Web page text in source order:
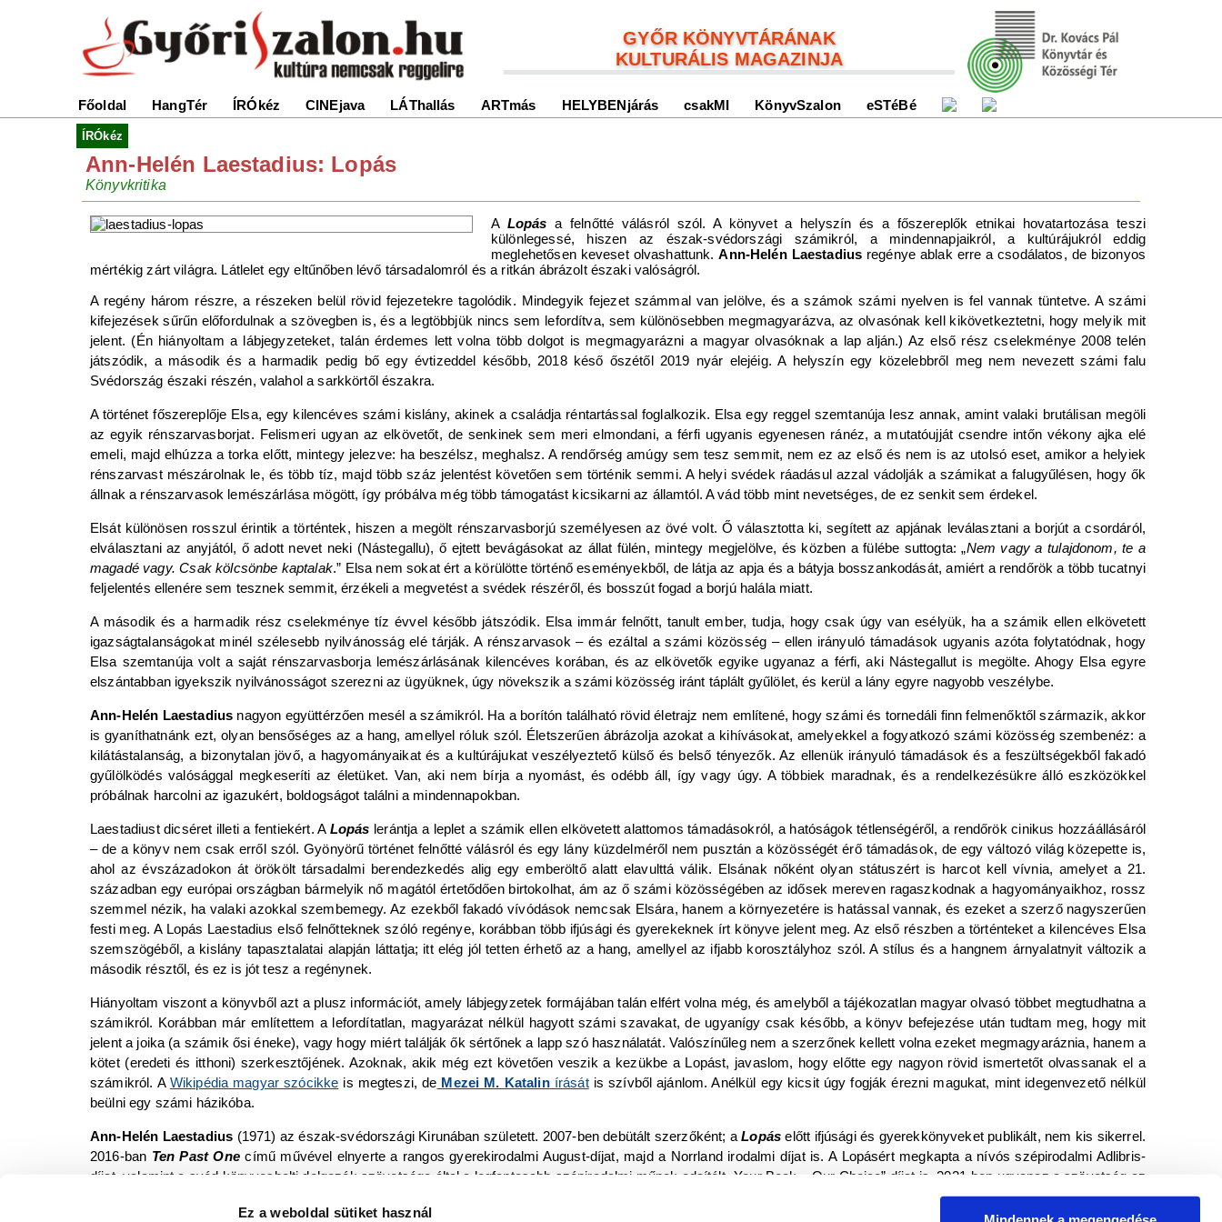
Ez a weboldal sütiket használ
GYŐR KÖNYVTÁRÁNAK
KULTURÁLIS MAGAZINJA
Főoldal HangTér ÍRÓkéz CINEjava LÁThallás ARTmás HELYBENjárás csakMI KönyvSzalon eSTéBé
ÍRÓkéz
Ann-Helén Laestadius: Lopás
Könyvkritika
A Lopás a felnőtté válásról szól. A könyvet a helyszín és a főszereplők etnikai hovatartozása teszi
különlegessé, hiszen az észak-svédországi számikról, a mindennapjaikról, a kultúrájukról eddig
meglehetősen keveset olvashattunk.Ann-Helén Laestadius regénye ablak erre a csodálatos, de bizonyos
mértékig zárt világra. Látlelet egy eltűnőben lévő társadalomról és a ritkán ábrázolt északi valóságról.
A regény három részre, a részeken belül rövid fejezetekre tagolódik. Mindegyik fejezet számmal van jelölve, és a számok számi nyelven is fel vannak tüntetve. A számi
kifejezések sűrűn előfordulnak a szövegben is, és a legtöbbjük nincs sem lefordítva, sem különösebben megmagyarázva, az olvasónak kell kikövetkeztetni, hogy melyik mit
jelent. (Én hiányoltam a lábjegyzeteket, talán érdemes lett volna több dolgot is megmagyarázni a magyar olvasóknak a lap alján.) Az első rész cselekménye 2008 telén
játszódik, a második és a harmadik pedig bő egy évtizeddel később, 2018 késő őszétől 2019 nyár elejéig. A helyszín egy közelebbről meg nem nevezett számi falu
Svédország északi részén, valahol a sarkkörtől északra.
A történet főszereplője Elsa, egy kilencéves számi kislány, akinek a családja réntartással foglalkozik. Elsa egy reggel szemtanúja lesz annak, amint valaki brutálisan megöli
az egyik rénszarvasborjat. Felismeri ugyan az elkövetőt, de senkinek sem meri elmondani, a férfi ugyanis egyenesen ránéz, a mutatóujját csendre intőn vékony ajka elé
emeli, majd elhúzza a torka előtt, mintegy jelezve: ha beszélsz, meghalsz. A rendőrség amúgy sem tesz semmit, nem ez az első és nem is az utolsó eset, amikor a helyiek
rénszarvast mészárolnak le, és több tíz, majd több száz jelentést követően sem történik semmi. A helyi svédek ráadásul azzal vádolják a számikat a falugyűlésen, hogy ők
állnak a rénszarvasok lemészárlása mögött, így próbálva még több támogatást kicsikarni az államtól. A vád több mint nevetséges, de ez senkit sem érdekel.
Elsát különösen rosszul érintik a történtek, hiszen a megölt rénszarvasborjú személyesen az övé volt. Ő választotta ki, segített az apjának leválasztani a borjút a csordáról,
elválasztani az anyjától, ő adott nevet neki (Nástegallu), ő ejtett bevágásokat az állat fülén, mintegy megjelölve, és közben a fülébe suttogta: „Nem vagy a tulajdonom, te a
magadé vagy. Csak kölcsönbe kaptalak.” Elsa nem sokat ért a körülötte történő eseményekből, de látja az apja és a bátyja bosszankodását, amiért a rendőrök a több tucatnyi
feljelentés ellenére sem tesznek semmit, érzékeli a megvetést a svédek részéről, és bosszút fogad a borjú halála miatt.
A második és a harmadik rész cselekménye tíz évvel később játszódik. Elsa immár felnőtt, tanult ember, tudja, hogy csak úgy van esélyük, ha a számik ellen elkövetett
igazságtalanságokat minél szélesebb nyilvánosság elé tárják. A rénszarvasok – és ezáltal a számi közösség – ellen irányuló támadások ugyanis azóta folytatódnak, hogy
Elsa szemtanúja volt a saját rénszarvasborja lemészárlásának kilencéves korában, és az elkövetők egyike ugyanaz a férfi, aki Nástegallut is megölte. Ahogy Elsa egyre
elszántabban igyekszik nyilvánosságot szerezni az ügyüknek, úgy növekszik a számi közösség iránt táplált gyűlölet, és kerül a lány egyre nagyobb veszélybe.
Ann-Helén Laestadius nagyon együttérzően mesél a számikról. Ha a borítón található rövid életrajz nem említené, hogy számi és tornedáli finn felmenőktől származik, akkor
is gyaníthatnánk ezt, olyan bensőséges az a hang, amellyel róluk szól. Életszerűen ábrázolja azokat a kihívásokat, amelyekkel a fogyatkozó számi közösség szembenéz: a
kilátástalanság, a bizonytalan jövő, a hagyományaikat és a kultúrájukat veszélyeztető külső és belső tényezők. Az ellenük irányuló támadások és a feszültségekből fakadó
gyűlölködés valósággal megkeseríti az életüket. Van, aki nem bírja a nyomást, és odébb áll, így vagy úgy. A többiek maradnak, és a rendelkezésükre álló eszközökkel
próbálnak harcolni az igazukért, boldogságot találni a mindennapokban.
Laestadiust dicséret illeti a fentiekért. A Lopás lerántja a leplet a számik ellen elkövetett alattomos támadásokról, a hatóságok tétlenségéről, a rendőrök cinikus hozzáállásáról
– de a könyv nem csak erről szól. Gyönyörű történet felnőtté válásról és egy lány küzdelméről nem pusztán a közösségét érő támadások, de egy változó világ közepette is,
ahol az évszázadokon át örökölt társadalmi berendezkedés alig egy emberöltő alatt elavulttá válik. Elsának nőként olyan státuszért is harcot kell vívnia, amelyet a 21.
században egy európai országban bármelyik nő magától értetődően birtokolhat, ám az ő számi közösségében az idősek mereven ragaszkodnak a hagyományaikhoz, rossz
szemmel nézik, ha valaki azokkal szembemegy. Az ezekből fakadó vívódások nemcsak Elsára, hanem a környezetére is hatással vannak, és ezeket a szerző nagyszerűen
festi meg. A Lopás Laestadius első felnőtteknek szóló regénye, korábban több ifjúsági és gyerekeknek írt könyve jelent meg. Az első részben a történteket a kilencéves Elsa
szemszögéből, a kislány tapasztalatai alapján láttatja; itt elég jól tetten érhető az a hang, amellyel az ifjabb korosztályhoz szól. A stílus és a hangnem árnyalatnyit változik a
második résztől, és ez is jót tesz a regénynek.
Hiányoltam viszont a könyvből azt a plusz információt, amely lábjegyzetek formájában talán elfért volna még, és amelyből a tájékozatlan magyar olvasó többet megtudhatna a
számikról. Korábban már említettem a lefordítatlan, magyarázat nélkül hagyott számi szavakat, de ugyanígy csak később, a könyv befejezése után tudtam meg, hogy mit
jelent a joika (a számik ősi éneke), vagy hogy miért találják ők sértőnek a lapp szó használatát. Valószínűleg nem a szerzőnek kellett volna ezeket megmagyaráznia, hanem a
kötet (eredeti és itthoni) szerkesztőjének. Azoknak, akik még ezt követően veszik a kezükbe a Lopást, javaslom, hogy előtte egy nagyon rövid ismertetőt olvassanak el a
számikról. A Wikipédia magyar szócikke is megteszi, de Mezei M. Katalinírásátis szívből ajánlom. Anélkül egy kicsit úgy fogják érezni magukat, mint idegenvezető nélkül
beülni egy számi házikóba.
Ann-Helén Laestadius (1971) az észak-svédországi Kirunában született. 2007-ben debütált szerzőként; aLopás előtt ifjúsági és gyerekkönyveket publikált, nem kis sikerrel.
2016-ban Ten Past Onecímű művével elnyerte a rangos gyerekirodalmi August-díjat, majd a Norrland irodalmi díjat is. A Lopásért megkapta a nívós szépirodalmi Adlibris-
díjat, valamint a svéd könyvesbolti dolgozók szövetsége által a legfontosabb szépirodalmi műnek odaítélt „Your Book – Our Choice” díjat is. 2021-ben ugyanaz a szövetség az